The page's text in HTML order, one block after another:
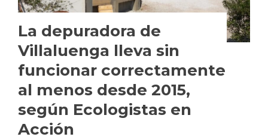
La depuradora de
Villaluenga lleva sin
funcionar correctamente
al menos desde 2015,
según Ecologistas en
Acción